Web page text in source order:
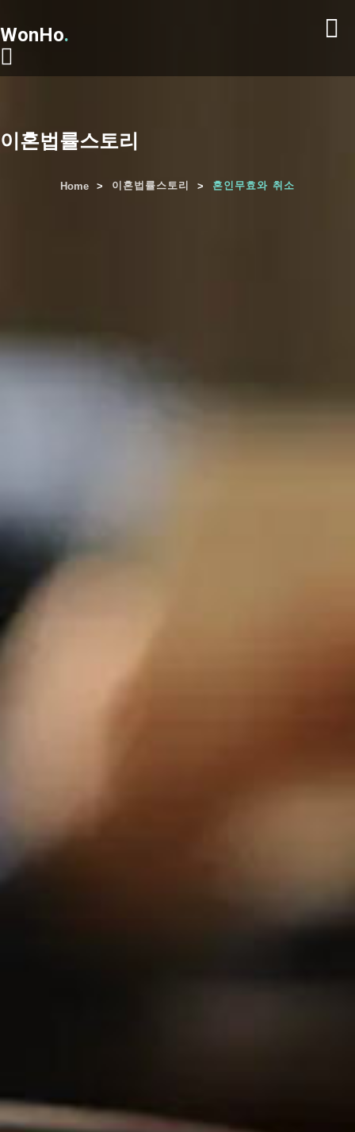
WonHo.
이혼법률스토리
Home 이혼법률스토리 혼인무효와 취소